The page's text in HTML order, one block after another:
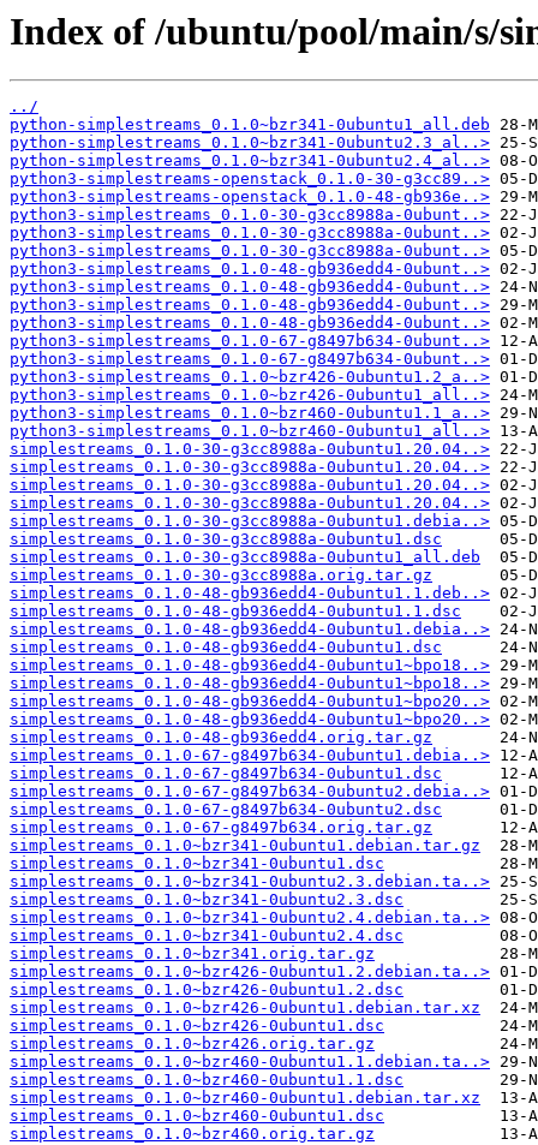
Index of /ubuntu/pool/main/s/
../
python-simplestreams_0.1.0~bzr341-0ubuntu1_all.deb
python-simplestreams_0.1.0~bzr341-0ubuntu2.3_al..>
python-simplestreams_0.1.0~bzr341-0ubuntu2.4_al..>
python3-simplestreams-openstack_0.1.0-30-g3cc89..>
python3-simplestreams-openstack_0.1.0-48-gb936e..>
python3-simplestreams_0.1.0-30-g3cc8988a-0ubunt..>
python3-simplestreams_0.1.0-30-g3cc8988a-0ubunt..>
python3-simplestreams_0.1.0-30-g3cc8988a-0ubunt..>
python3-simplestreams_0.1.0-48-gb936edd4-0ubunt..>
python3-simplestreams_0.1.0-48-gb936edd4-0ubunt..>
python3-simplestreams_0.1.0-48-gb936edd4-0ubunt..>
python3-simplestreams_0.1.0-48-gb936edd4-0ubunt..>
python3-simplestreams_0.1.0-67-g8497b634-0ubunt..>
python3-simplestreams_0.1.0-67-g8497b634-0ubunt..>
python3-simplestreams_0.1.0~bzr426-0ubuntu1.2_a..>
python3-simplestreams_0.1.0~bzr426-0ubuntu1_all..>
python3-simplestreams_0.1.0~bzr460-0ubuntu1.1_a..>
python3-simplestreams_0.1.0~bzr460-0ubuntu1_all..>
simplestreams_0.1.0-30-g3cc8988a-0ubuntu1.20.04..>
simplestreams_0.1.0-30-g3cc8988a-0ubuntu1.20.04..>
simplestreams_0.1.0-30-g3cc8988a-0ubuntu1.20.04..>
simplestreams_0.1.0-30-g3cc8988a-0ubuntu1.20.04..>
simplestreams_0.1.0-30-g3cc8988a-0ubuntu1.debia..>
simplestreams_0.1.0-30-g3cc8988a-0ubuntu1.dsc
simplestreams_0.1.0-30-g3cc8988a-0ubuntu1_all.deb
simplestreams_0.1.0-30-g3cc8988a.orig.tar.gz
simplestreams_0.1.0-48-gb936edd4-0ubuntu1.1.deb..>
simplestreams_0.1.0-48-gb936edd4-0ubuntu1.1.dsc
simplestreams_0.1.0-48-gb936edd4-0ubuntu1.debia..>
simplestreams_0.1.0-48-gb936edd4-0ubuntu1.dsc
simplestreams_0.1.0-48-gb936edd4-0ubuntu1~bpo18..>
simplestreams_0.1.0-48-gb936edd4-0ubuntu1~bpo18..>
simplestreams_0.1.0-48-gb936edd4-0ubuntu1~bpo20..>
simplestreams_0.1.0-48-gb936edd4-0ubuntu1~bpo20..>
simplestreams_0.1.0-48-gb936edd4.orig.tar.gz
simplestreams_0.1.0-67-g8497b634-0ubuntu1.debia..>
simplestreams_0.1.0-67-g8497b634-0ubuntu1.dsc
simplestreams_0.1.0-67-g8497b634-0ubuntu2.debia..>
simplestreams_0.1.0-67-g8497b634-0ubuntu2.dsc
simplestreams_0.1.0-67-g8497b634.orig.tar.gz
simplestreams_0.1.0~bzr341-0ubuntu1.debian.tar.gz
simplestreams_0.1.0~bzr341-0ubuntu1.dsc
simplestreams_0.1.0~bzr341-0ubuntu2.3.debian.ta..>
simplestreams_0.1.0~bzr341-0ubuntu2.3.dsc
simplestreams_0.1.0~bzr341-0ubuntu2.4.debian.ta..>
simplestreams_0.1.0~bzr341-0ubuntu2.4.dsc
simplestreams_0.1.0~bzr341.orig.tar.gz
simplestreams_0.1.0~bzr426-0ubuntu1.2.debian.ta..>
simplestreams_0.1.0~bzr426-0ubuntu1.2.dsc
simplestreams_0.1.0~bzr426-0ubuntu1.debian.tar.xz
simplestreams_0.1.0~bzr426-0ubuntu1.dsc
simplestreams_0.1.0~bzr426.orig.tar.gz
simplestreams_0.1.0~bzr460-0ubuntu1.1.debian.ta..>
simplestreams_0.1.0~bzr460-0ubuntu1.1.dsc
simplestreams_0.1.0~bzr460-0ubuntu1.debian.tar.xz
simplestreams_0.1.0~bzr460-0ubuntu1.dsc
simplestreams_0.1.0~bzr460.orig.tar.gz